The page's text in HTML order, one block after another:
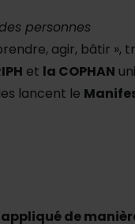
personnes
agir, bâtir »,
et la COPHAN
lancent le
de